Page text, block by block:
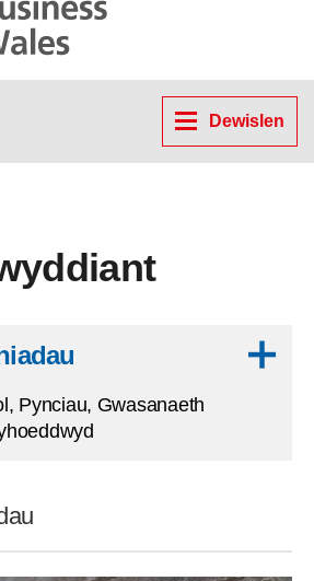
Dewislen
Pynciau, Gwasanaeth